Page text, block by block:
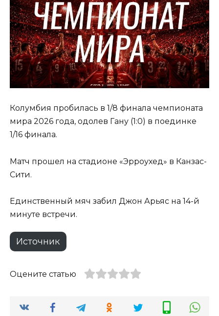
Колумбия пробилась в 1/8 финала чемпионата
мира 2026 года, одолев Гану (1:0) в поединке
1/16 финала.
Матч прошел на стадионе «Эрроухед» в Канзас-
Сити.
Единственный мяч забил Джон Арьяс на 14-й
минуте встречи.
Источник
Оцените статью